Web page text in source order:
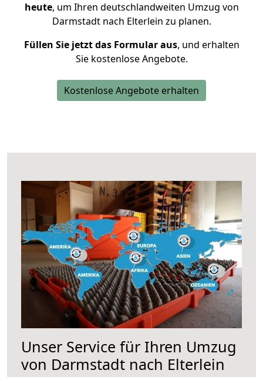
heute, um Ihren deutschlandweiten Umzug von
Darmstadt nach Elterlein zu planen.
Füllen Sie jetzt das Formular aus, und erhalten
Sie kostenlose Angebote.
Kostenlose Angebote erhalten
Unser Service für Ihren Umzug
von Darmstadt nach Elterlein